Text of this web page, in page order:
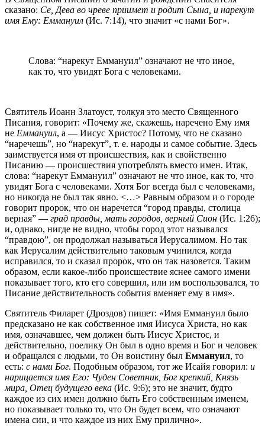
сказано: Се, Дева во чреве приимет и родит Сына, и нарекут
имя Ему: Еммануил (Ис. 7:14), что значит «с нами Бог».
Слова: “нарекут Еммануил” означают не что иное,
как то, что увидят Бога с человеками.
Святитель Иоанн Златоуст, толкуя это место Священного
Писания, говорит: «Почему же, скажешь, наречено Ему имя
не Еммануил, а — Иисус Христос? Потому, что не сказано
“наречешь”, но “нарекут”, т. е. народы и самое событие. Здесь
заимствуется имя от происшествия, как и свойственно
Писанию — происшествия употреблять вместо имен. Итак,
слова: “нарекут Еммануил” означают не что иное, как то, что
увидят Бога с человеками. Хотя Бог всегда был с человеками,
но никогда не был так явно. <…> Равным образом и о городе
говорит пророк, что он наречется “город правды, столица
верная” — град правды, мать городов, верный Сион (Ис. 1:26);
и, однако, нигде не видно, чтобы город этот назывался
“правдою”, он продолжал называться Иерусалимом. Но так
как Иерусалим действительно таковым учинился, когда
исправился, то и сказал пророк, что он так назовется. Таким
образом, если какое-либо происшествие яснее самого имени
показывает того, кто его совершил, или им воспользовался, то
Писание действительность события вменяет ему в имя».
Святитель Филарет (Дроздов) пишет: «Имя Еммануил было
предсказано не как собственное имя Иисуса Христа, но как
имя, означавшее, чем должен быть Иисус Христос, и
действительно, поелику Он был в одно время и Бог и человек
и обращался с людьми, то Он воистину был Еммануил, то
есть: с нами Бог. Подобным образом, тот же Исайя говорил: и
нарицается имя Его: Чуден Советник, Бог крепкий, Князь
мира, Отец будущего века (Ис. 9:6); это не значит, будто
каждое из сих имен должно быть Его собственным именем,
но показывает только то, что Он будет всем, что означают
имена сии, и что каждое из них Ему прилично».